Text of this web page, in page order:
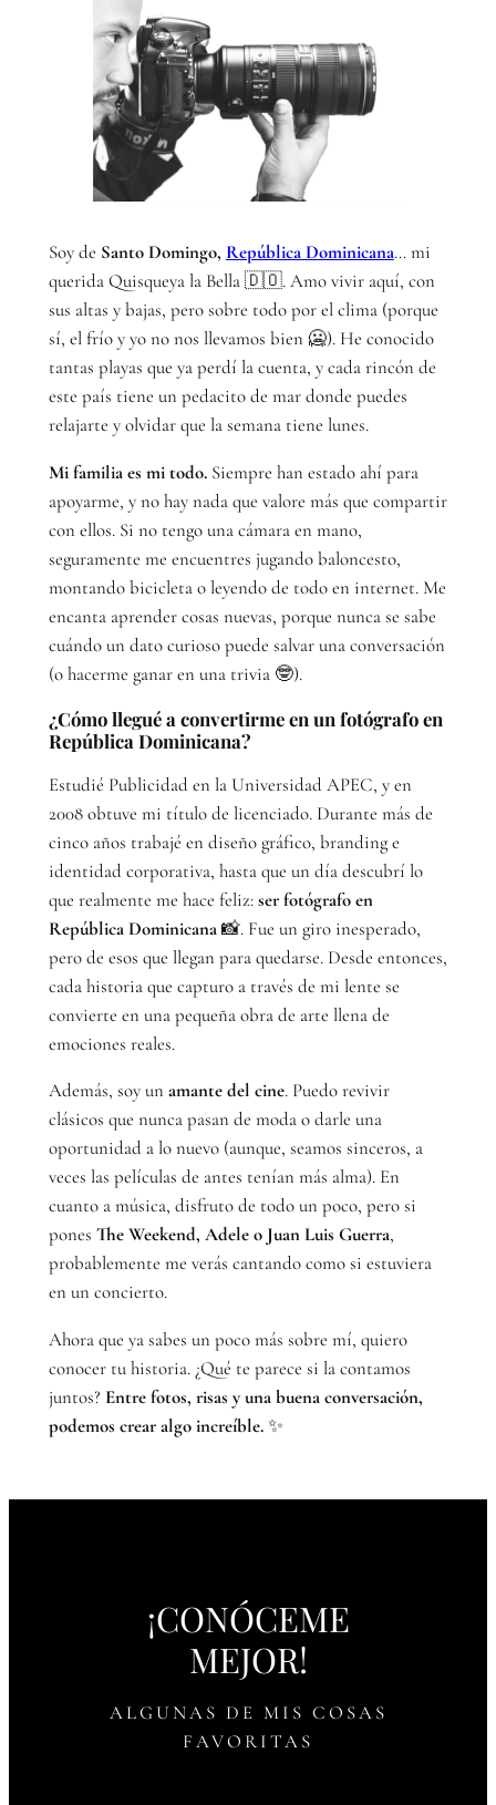
Soy de Santo Domingo, República Dominicana… mi
querida Quisqueya la Bella 🇩🇴. Amo vivir aquí, con
sus altas y bajas, pero sobre todo por el clima (porque
sí, el frío y yo no nos llevamos bien 🥶). He conocido
tantas playas que ya perdí la cuenta, y cada rincón de
este país tiene un pedacito de mar donde puedes
relajarte y olvidar que la semana tiene lunes.
Mi familia es mi todo.Siempre han estado ahí para
apoyarme, y no hay nada que valore más que compartir
con ellos. Si no tengo una cámara en mano,
seguramente me encuentres jugando baloncesto,
montando bicicleta o leyendo de todo en internet. Me
encanta aprender cosas nuevas, porque nunca se sabe
cuándo un dato curioso puede salvar una conversación
(o hacerme ganar en una trivia 🤓).
¿Cómo llegué a convertirme en un fotógrafo en
República Dominicana?
Estudié Publicidad en la Universidad APEC, y en
2008 obtuve mi título de licenciado. Durante más de
cinco años trabajé en diseño gráfico, branding e
identidad corporativa, hasta que un día descubrí lo
que realmente me hace feliz:ser fotógrafo en
República Dominicana📸. Fue un giro inesperado,
pero de esos que llegan para quedarse. Desde entonces,
cada historia que capturo a través de mi lente se
convierte en una pequeña obra de arte llena de
emociones reales.
Además, soy un amante del cine. Puedo revivir
clásicos que nunca pasan de moda o darle una
oportunidad a lo nuevo (aunque, seamos sinceros, a
veces las películas de antes tenían más alma). En
cuanto a música, disfruto de todo un poco, pero si
pones The Weekend, Adele o Juan Luis Guerra,
probablemente me verás cantando como si estuviera
en un concierto.
Ahora que ya sabes un poco más sobre mí, quiero
conocer tu historia. ¿Qué te parece si la contamos
juntos? Entre fotos, risas y una buena conversación,
podemos crear algo increíble.✨
¡CONÓCEME
MEJOR!
ALGUNAS DE MIS COSAS
FAVORITAS